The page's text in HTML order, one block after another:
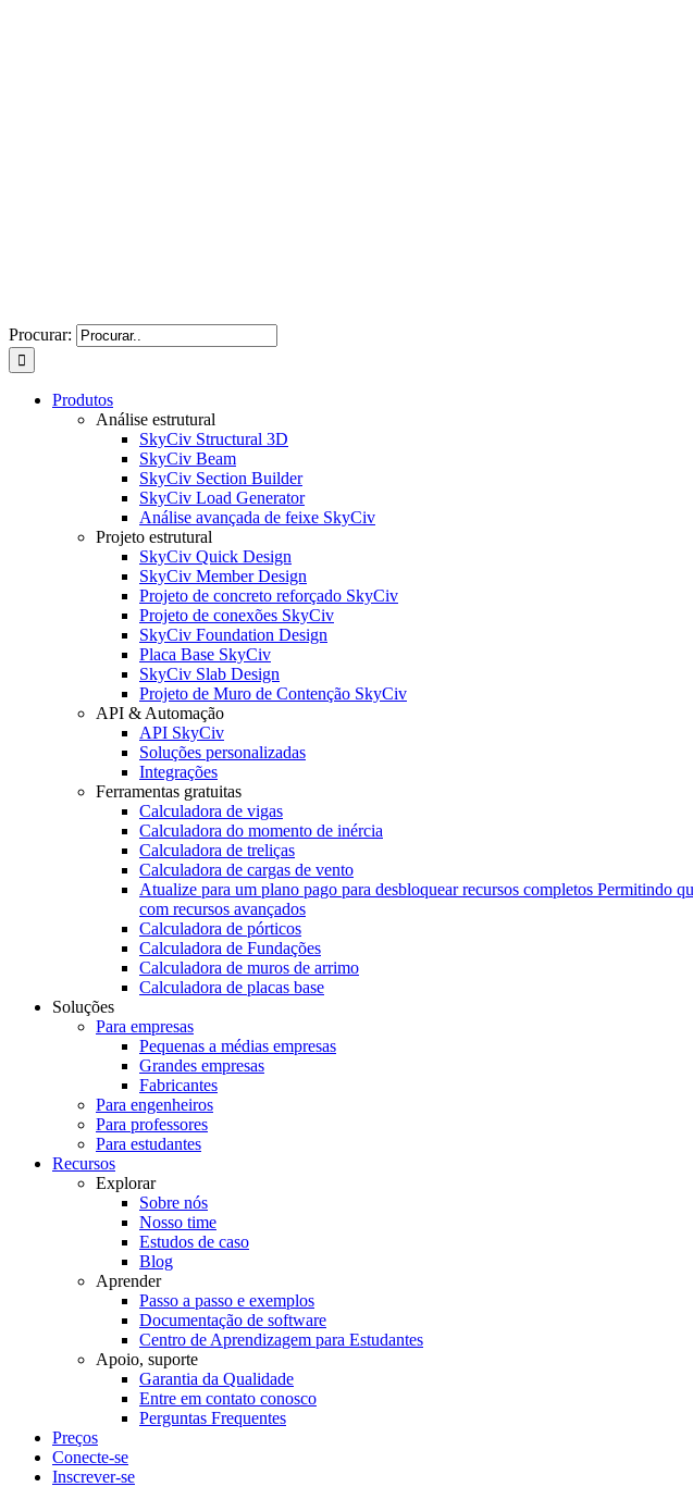
Procurar:
Produtos
Análise estrutural
SkyCiv Structural 3D
SkyCiv Beam
SkyCiv Section Builder
SkyCiv Load Generator
Análise avançada de feixe SkyCiv
Projeto estrutural
SkyCiv Quick Design
SkyCiv Member Design
Projeto de concreto reforçado SkyCiv
Projeto de conexões SkyCiv
SkyCiv Foundation Design
Placa Base SkyCiv
SkyCiv Slab Design
Projeto de Muro de Contenção SkyCiv
API & Automação
API SkyCiv
Soluções personalizadas
Integrações
Ferramentas gratuitas
Calculadora de vigas
Calculadora do momento de inércia
Calculadora de treliças
Calculadora de cargas de vento
Atualize para um plano pago para desbloquear recursos completos Permitindo
com recursos avançados
Calculadora de pórticos
Calculadora de Fundações
Calculadora de muros de arrimo
Calculadora de placas base
Soluções
Para empresas
Pequenas a médias empresas
Grandes empresas
Fabricantes
Para engenheiros
Para professores
Para estudantes
Recursos
Explorar
Sobre nós
Nosso time
Estudos de caso
Blog
Aprender
Passo a passo e exemplos
Documentação de software
Centro de Aprendizagem para Estudantes
Apoio, suporte
Garantia da Qualidade
Entre em contato conosco
Perguntas Frequentes
Preços
Conecte-se
Inscrever-se